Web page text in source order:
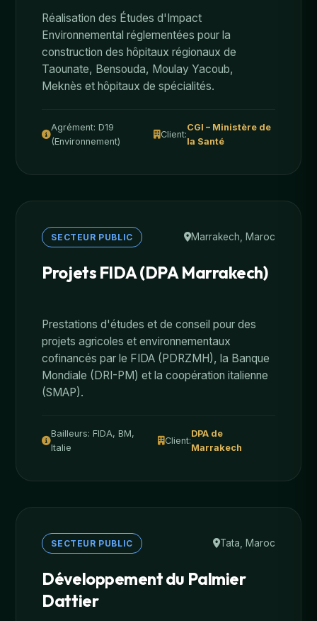
Réalisation des Études d'Impact
Environnemental réglementées pour la
construction des hôpitaux régionaux de
Taounate, Bensouda, Moulay Yacoub,
Meknès et hôpitaux de spécialités.
Agrément: D19
(Environnement)
Client:
CGI – Ministère de
la Santé
SECTEUR PUBLIC Marrakech, Maroc
Projets FIDA (DPA Marrakech)
Prestations d'études et de conseil pour des
projets agricoles et environnementaux
cofinancés par le FIDA (PDRZMH), la Banque
Mondiale (DRI-PM) et la coopération italienne
(SMAP).
Bailleurs: FIDA, BM,
Italie
Client:
DPA de
Marrakech
SECTEUR PUBLIC Tata, Maroc
Développement du Palmier
Dattier